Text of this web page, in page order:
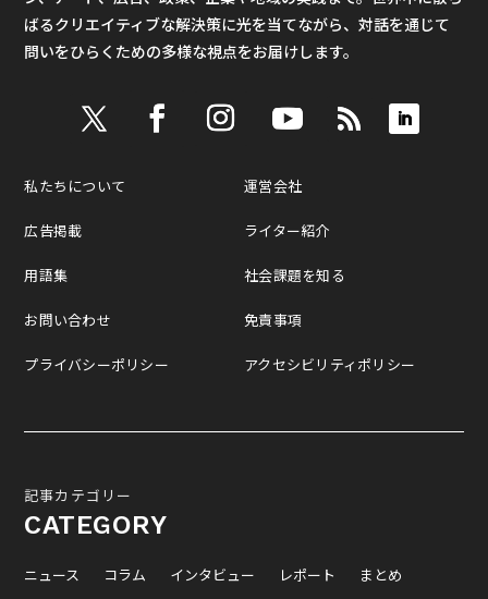
ばるクリエイティブな解決策に光を当てながら、対話を通じて
問いをひらくための多様な視点をお届けします。
私たちについて
広告掲載
用語集
お問い合わせ
プライバシーポリシー
運営会社
ライター紹介
社会課題を知る
免責事項
アクセシビリティポリシー
記事カテゴリー
CATEGORY
ニュース コラム インタビュー レポート
まとめ